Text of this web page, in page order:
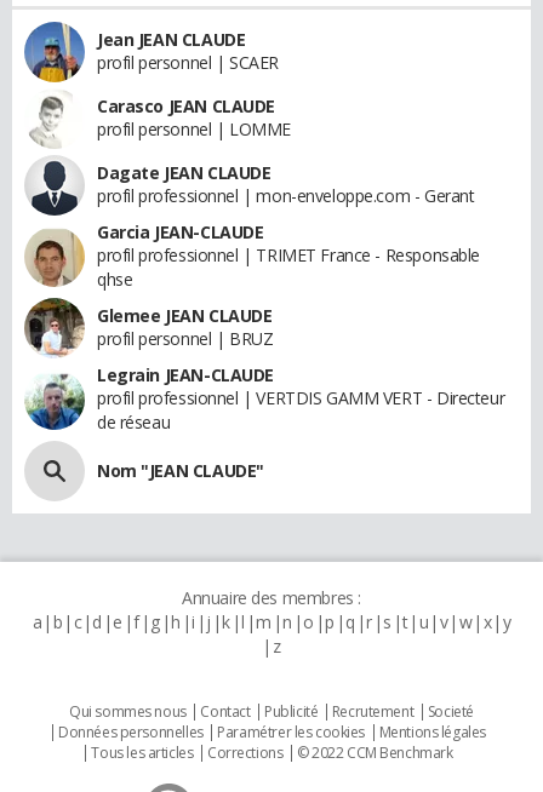
Jean JEAN CLAUDE
profil personnel | SCAER
Carasco JEAN CLAUDE
profil personnel | LOMME
Dagate JEAN CLAUDE
profil professionnel | mon-enveloppe.com - Gerant
Garcia JEAN-CLAUDE
profil professionnel | TRIMET France - Responsable
qhse
Glemee JEAN CLAUDE
profil personnel | BRUZ
Legrain JEAN-CLAUDE
profil professionnel | VERTDIS GAMM VERT - Directeur
de réseau
Nom "JEAN CLAUDE"
Annuaire des membres :
a b c d e f g h i j k l m n o p q r s t u v w x y
z
Qui sommes nous Contact Publicité Recrutement
Societé
Données personnelles
Paramétrer les cookies
Mentions légales
Tous les articles
Corrections © 2022 CCM Benchmark